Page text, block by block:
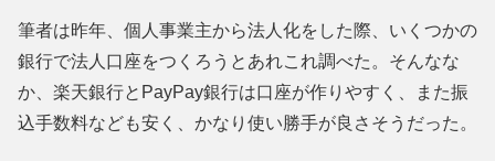
筆者は昨年、個人事業主から法人化をした際、いくつかの
銀行で法人口座をつくろうとあれこれ調べた。そんなな
か、楽天銀行とPayPay銀行は口座が作りやすく、また振
込手数料なども安く、かなり使い勝手が良さそうだった。